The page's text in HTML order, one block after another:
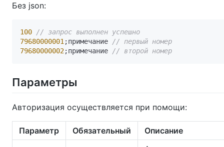
Без json:
100 // запрос выполнен успешно
79680000001;примечание // первый номер
79680000002;примечание // второй номер
Параметры
Авторизация осуществляется при помощи:
Параметр Обязательный
Описание